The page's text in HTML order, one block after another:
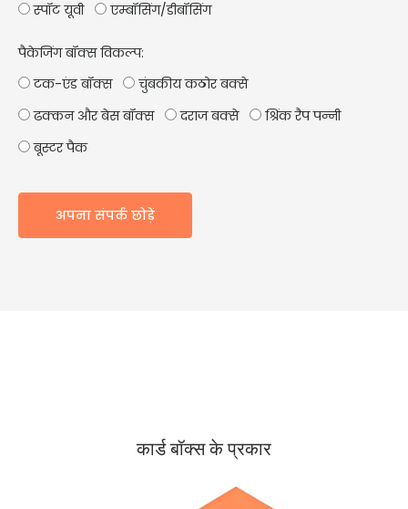
स्पॉट यूवी
एम्बॉसिंग/डीबॉसिंग
पैकेजिंग बॉक्स विकल्प:
टक-एंड बॉक्स
चुंबकीय कठोर बक्से
ढक्कन और बेस बॉक्स
दराज बक्से
श्रिंक रैप पन्नी
बूस्टर पैक
अपना संपर्क छोड़ें
कार्ड बॉक्स के प्रकार